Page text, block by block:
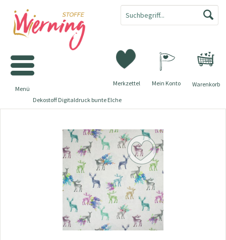
Warenkorb
Merkzettel Mein Konto
Menü
Dekostoff Digitaldruck bunte Elche